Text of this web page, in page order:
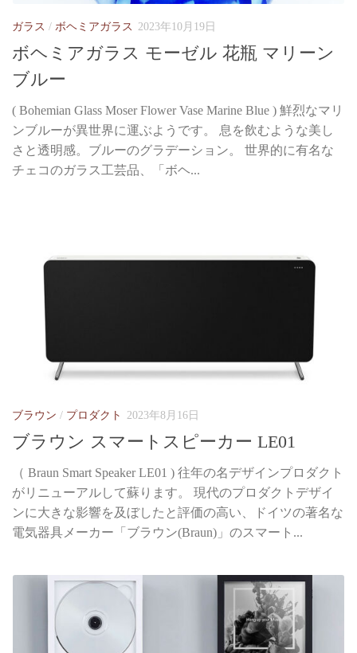
ガラス / ボヘミアガラス 2023年10月19日
ボヘミアガラス モーゼル 花瓶 マリーン
ブルー
( Bohemian Glass Moser Flower Vase Marine Blue ) 鮮烈なマリ
ンブルーが異世界に運ぶようです。 息を飲むような美し
さと透明感。ブルーのグラデーション。 世界的に有名な
チェコのガラス工芸品、「ボヘ...
ブラウン / プロダクト 2023年8月16日
ブラウン スマートスピーカー LE01
（ Braun Smart Speaker LE01 ) 往年の名デザインプロダクト
がリニューアルして蘇ります。 現代のプロダクトデザイ
ンに大きな影響を及ぼしたと評価の高い、ドイツの著名な
電気器具メーカー「ブラウン(Braun)」のスマート...